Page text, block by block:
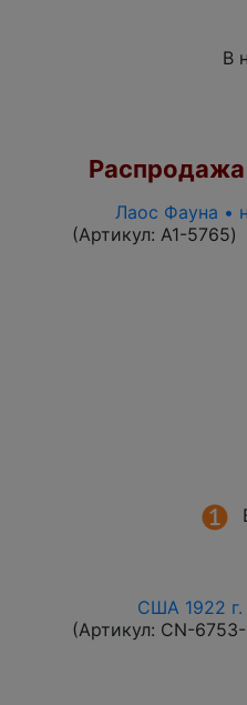
В
Распродажа
Лаос Фауна •
(Артикул: A1-5765)
США 1922 г.
(Артикул: CN-